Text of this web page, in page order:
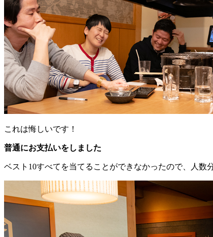
これは悔しいです！
普通にお支払いをしました
ベスト10すべてを当てることができなかったので、人数